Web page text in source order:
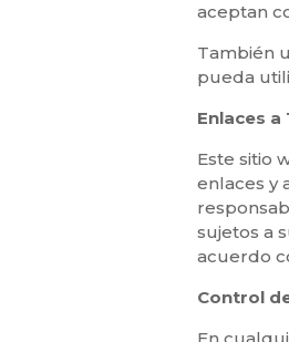
aceptan
También
pueda
Enlaces a
Este sitio
enlaces y
sujetos a
acuerdo
Control